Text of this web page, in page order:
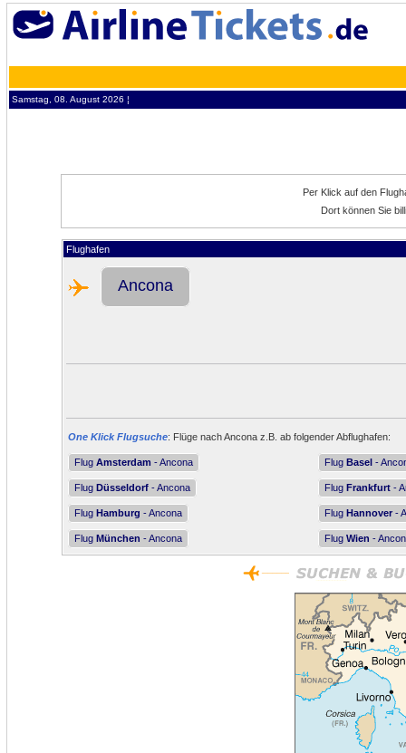
Samstag, 08. August 2026 ¦
Per Klick auf den
Dort können Sie
Flughafen
Ancona
One Klick Flugsuche: Flüge nach Ancona z.B. ab folgender Abflughafen:
Flug Amsterdam - Ancona Flug Basel -
Flug Düsseldorf - Ancona Flug Frankfurt -
Flug Hamburg - Ancona Flug Hannover -
Flug München - Ancona Flug Wien -